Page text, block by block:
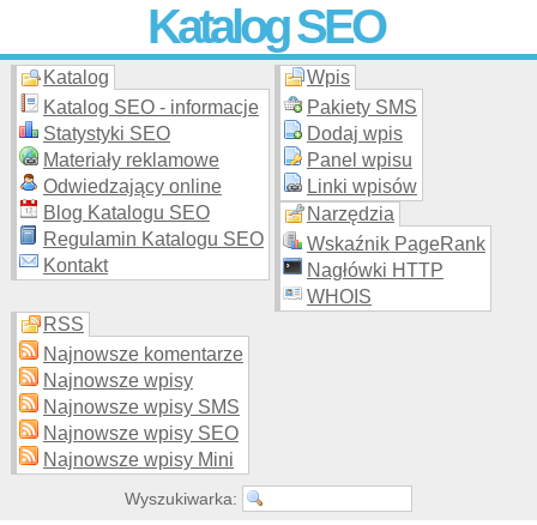
Katalog SEO
Skuteczna i promocja stron WWW –
moderowanego katalogu za darmo!
Katalog
Katalog SEO - informacje
Statystyki SEO
Materiały reklamowe
Odwiedzający online
Blog Katalogu SEO
Regulamin Katalogu SEO
Kontakt
Wpis
Pakiety SMS
Dodaj wpis
Panel wpisu
Linki wpisów
Narzędzia
Wskaźnik PageRank
Nagłówki HTTP
WHOIS
RSS
Najnowsze komentarze
Najnowsze wpisy
Najnowsze wpisy SMS
Najnowsze wpisy SEO
Najnowsze wpisy Mini
Wyszukiwarka: